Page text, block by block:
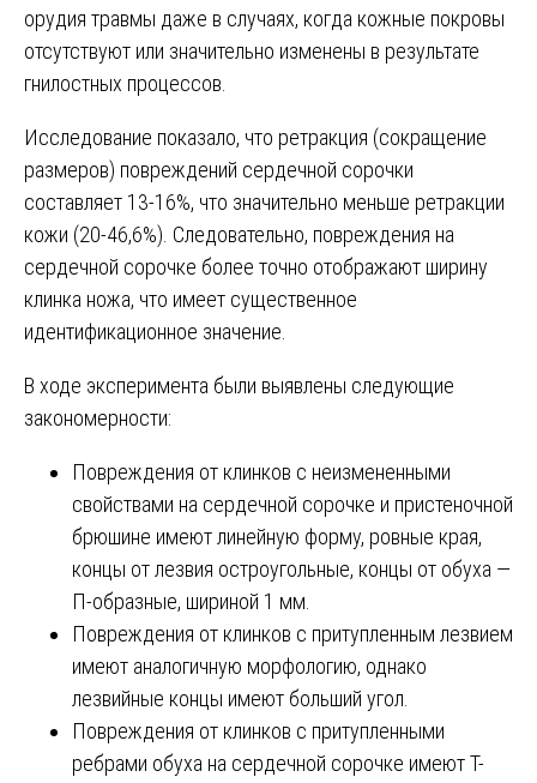
орудия травмы даже в случаях, когда кожные покровы
отсутствуют или значительно изменены в результате
гнилостных процессов.
Исследование показало, что ретракция (сокращение
размеров) повреждений сердечной сорочки
составляет 13-16%, что значительно меньше ретракции
кожи (20-46,6%). Следовательно, повреждения на
сердечной сорочке более точно отображают ширину
клинка ножа, что имеет существенное
идентификационное значение.
В ходе эксперимента были выявлены следующие
закономерности:
Повреждения от клинков с неизмененными
свойствами на сердечной сорочке и пристеночной
брюшине имеют линейную форму, ровные края,
концы от лезвия остроугольные, концы от обуха —
П-образные, шириной 1 мм.
Повреждения от клинков с притупленным лезвием
имеют аналогичную морфологию, однако
лезвийные концы имеют больший угол.
Повреждения от клинков с притупленными
ребрами обуха на сердечной сорочке имеют Т-